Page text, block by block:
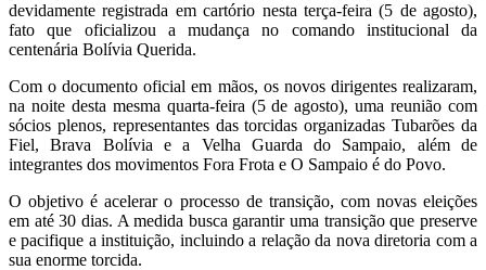
devidamente registrada em cartório nesta terça-feira (5 de agosto),
fato que oficializou a mudança no comando institucional da
centenária Bolívia Querida.
Com o documento oficial em mãos, os novos dirigentes realizaram,
na noite desta mesma quarta-feira (5 de agosto), uma reunião com
sócios plenos, representantes das torcidas organizadas Tubarões da
Fiel, Brava Bolívia e a Velha Guarda do Sampaio, além de
integrantes dos movimentos Fora Frota e O Sampaio é do Povo.
O objetivo é acelerar o processo de transição, com novas eleições
em até 30 dias. A medida busca garantir uma transição que preserve
e pacifique a instituição, incluindo a relação da nova diretoria com a
sua enorme torcida.